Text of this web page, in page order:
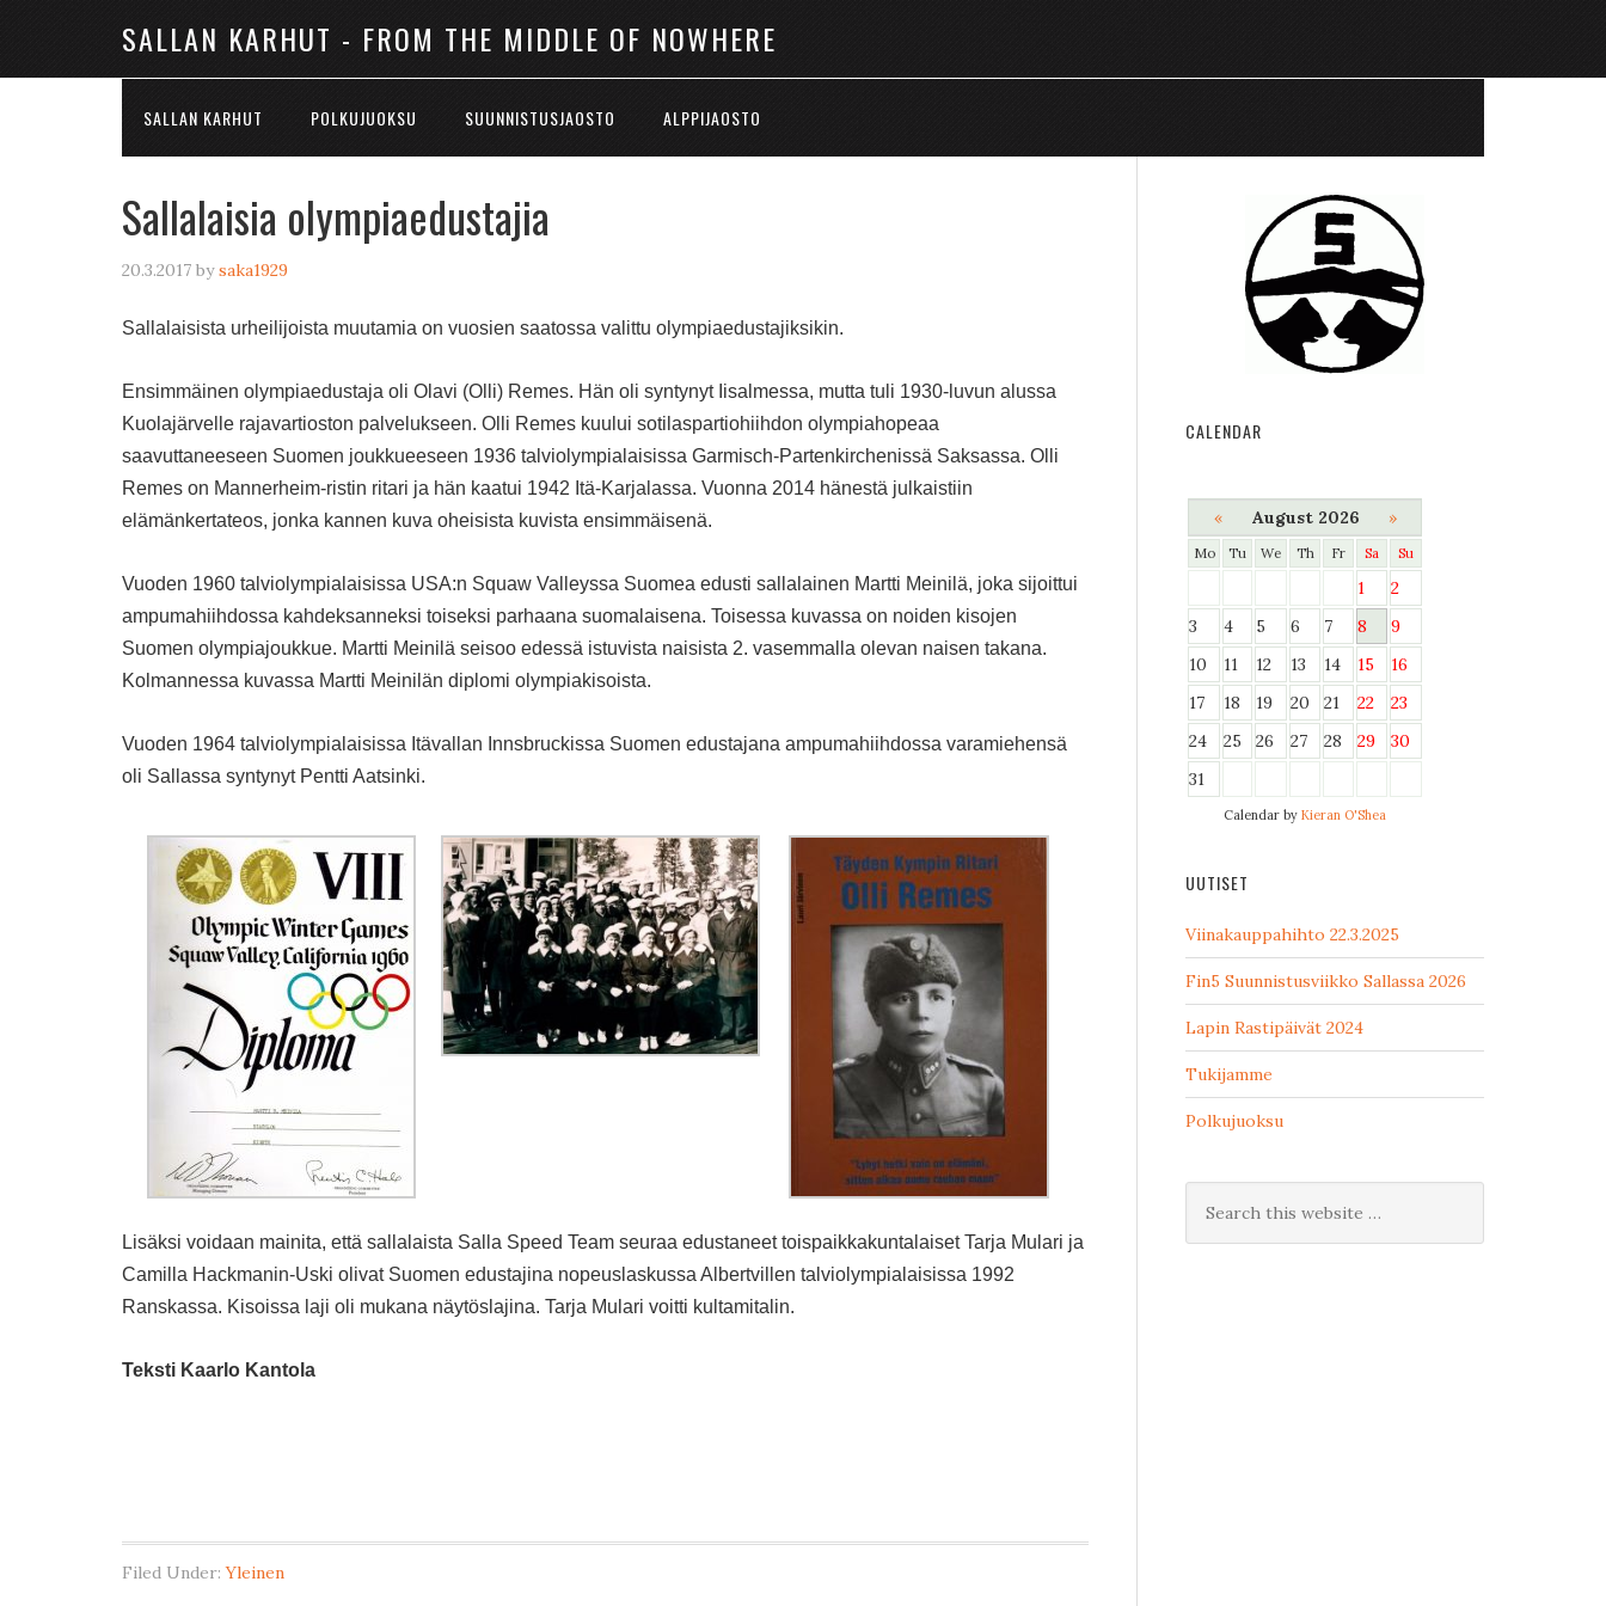
SALLAN KARHUT - FROM THE MIDDLE OF NOWHERE
SALLAN KARHUT POLKUJUOKSU SUUNNISTUSJAOSTO ALPPIJAOSTO
Sallalaisia olympiaedustajia
20.3.2017 bysaka1929
Sallalaisista urheilijoista muutamia on vuosien saatossa valittu olympiaedustajiksikin.
Ensimmäinen olympiaedustaja oli Olavi (Olli) Remes. Hän oli syntynyt Iisalmessa, mutta tuli 1930-luvun alussa
Kuolajärvelle rajavartioston palvelukseen. Olli Remes kuului sotilaspartiohiihdon olympiahopeaa
saavuttaneeseen Suomen joukkueeseen 1936 talviolympialaisissa Garmisch-Partenkirchenissä Saksassa. Olli
Remes on Mannerheim-ristin ritari ja hän kaatui 1942 Itä-Karjalassa. Vuonna 2014 hänestä julkaistiin
elämänkertateos, jonka kannen kuva oheisista kuvista ensimmäisenä.
Vuoden 1960 talviolympialaisissa USA:n Squaw Valleyssa Suomea edusti sallalainen Martti Meinilä, joka sijoittui
ampumahiihdossa kahdeksanneksi toiseksi parhaana suomalaisena. Toisessa kuvassa on noiden kisojen
Suomen olympiajoukkue. Martti Meinilä seisoo edessä istuvista naisista 2. vasemmalla olevan naisen takana.
Kolmannessa kuvassa Martti Meinilän diplomi olympiakisoista.
Vuoden 1964 talviolympialaisissa Itävallan Innsbruckissa Suomen edustajana ampumahiihdossa varamiehensä
oli Sallassa syntynyt Pentti Aatsinki.
Lisäksi voidaan mainita, että sallalaista Salla Speed Team seuraa edustaneet toispaikkakuntalaiset Tarja Mulari ja
Camilla Hackmanin-Uski olivat Suomen edustajina nopeuslaskussa Albertvillen talviolympialaisissa 1992
Ranskassa. Kisoissa laji oli mukana näytöslajina. Tarja Mulari voitti kultamitalin.
Teksti Kaarlo Kantola
Filed Under:Yleinen
CALENDAR
« August 2026 »
Mo Tu We Th Fr Sa Su
1
2
3
4 5 6 7 8
9
10
11 12 13 14 15
16
17
18 19 20 21 22
23
24
25 26 27 28 29
30
31
Calendar by Kieran O'Shea
UUTISET
Viinakauppahihto 22.3.2025
Fin5 Suunnistusviikko Sallassa 2026
Lapin Rastipäivät 2024
Tukijamme
Polkujuoksu